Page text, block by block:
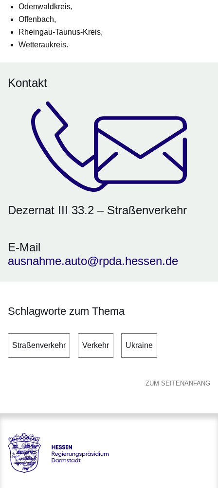
Odenwaldkreis,
Offenbach,
Rheingau-Taunus-Kreis,
Wetteraukreis.
Kontakt
Dezernat III 33.2 – Straßenverkehr
E-Mail
ausnahme.auto@rpda.hessen.de
Schlagworte zum Thema
Straßenverkehr Verkehr Ukraine
ZUM SEITENANFANG
Hessen - Regierungspräsidium Darmstadt